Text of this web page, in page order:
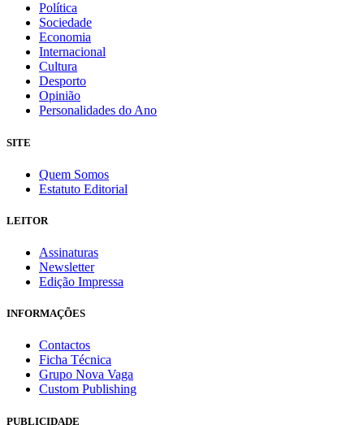
Política
Sociedade
Economia
Internacional
Cultura
Desporto
Opinião
Personalidades do Ano
SITE
Quem Somos
Estatuto Editorial
LEITOR
Assinaturas
Newsletter
Edição Impressa
INFORMAÇÕES
Contactos
Ficha Técnica
Grupo Nova Vaga
Custom Publishing
PUBLICIDADE